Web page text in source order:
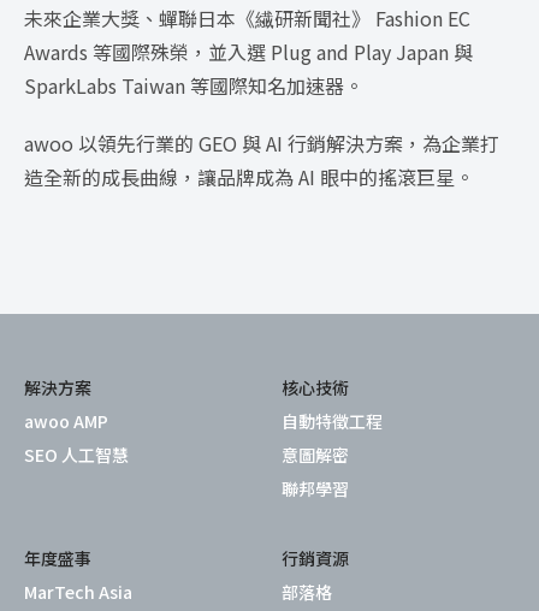
未來企業大獎、蟬聯日本《繊研新聞社》 Fashion EC
Awards 等國際殊榮，並入選 Plug and Play Japan 與
SparkLabs Taiwan 等國際知名加速器。
awoo 以領先行業的 GEO 與 AI 行銷解決方案，為企業打
造全新的成長曲線，讓品牌成為 AI 眼中的搖滾巨星。
解決方案
awoo AMP
SEO 人工智慧
核心技術
自動特徵工程
意圖解密
聯邦學習
年度盛事
MarTech Asia
行銷資源
部落格